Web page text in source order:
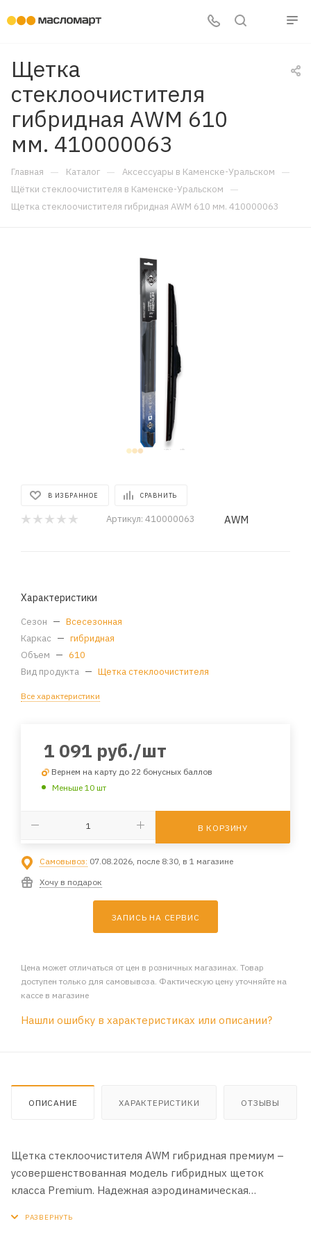
Щетка
стеклоочистителя
гибридная AWM 610
мм. 410000063
Главная — Каталог — Аксессуары в Каменске-Уральском —
Щётки стеклоочистителя в Каменске-Уральском —
Щетка стеклоочистителя гибридная AWM 610 мм. 410000063
В ИЗБРАННОЕ СРАВНИТЬ
Артикул: 410000063 AWM
Характеристики
Сезон — Всесезонная
Каркас — гибридная
Объем — 610
Вид продукта — Щетка стеклоочистителя
Все характеристики
1 091 руб./шт
Вернем на карту до 22 бонусных баллов
Меньше 10 шт
В КОРЗИНУ
Самовывоз: 07.08.2026, после 8:30, в 1 магазине
Хочу в подарок
ЗАПИСЬ НА СЕРВИС
Цена может отличаться от цен в розничных магазинах. Товар
доступен только для самовывоза. Фактическую цену уточняйте на
кассе в магазине
Нашли ошибку в характеристиках или описании?
ОПИСАНИЕ ХАРАКТЕРИСТИКИ ОТЗЫВЫ
Щетка стеклоочистителя AWM гибридная премиум –
усовершенствованная модель гибридных щеток
класса Premium. Надежная аэродинамическая